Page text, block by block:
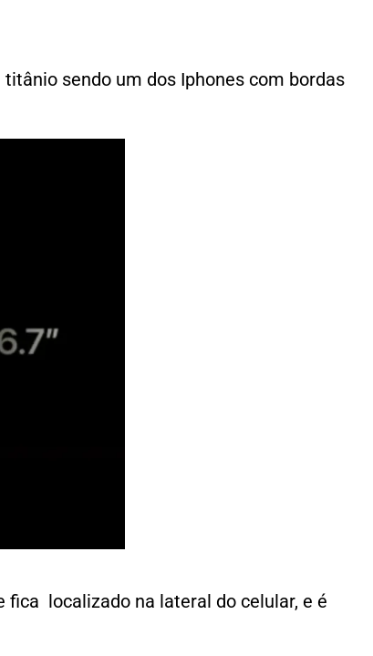
sendo um dos Iphones com bordas
fica localizado na lateral do celular, e é